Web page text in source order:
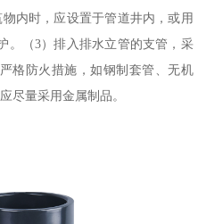
内时，应设置于管道井内，或用
。（3）排入排水立管的支管，采
格防火措施，如钢制套管、无机
尽量采用金属制品。